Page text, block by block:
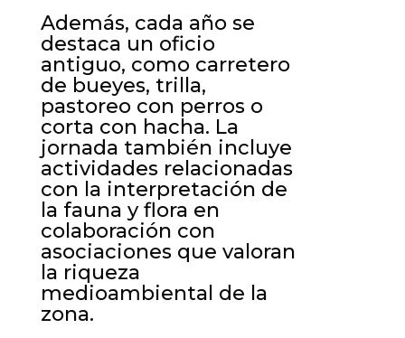
Además, cada año se
destaca un oficio
antiguo, como carretero
de bueyes, trilla,
pastoreo con perros o
corta con hacha. La
jornada también incluye
actividades relacionadas
con la interpretación de
la fauna y flora en
colaboración con
asociaciones que valoran
la riqueza
medioambiental de la
zona.